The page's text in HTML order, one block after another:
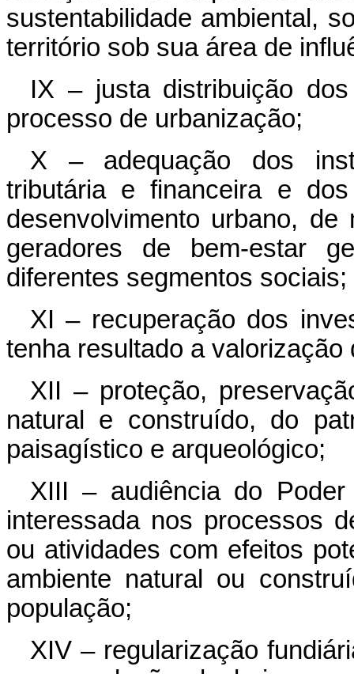
sustentabilidade ambiental,
território sob sua área de
IX – justa distribuição
processo de urbanização;
X – adequação dos
tributária e financeira e
desenvolvimento urbano,
geradores de bem-estar
diferentes segmentos sociais;
XI – recuperação dos
tenha resultado a valorização
XII – proteção,
natural e construído, do
paisagístico e arqueológico;
XIII – audiência do
interessada nos processos
ou atividades com efeitos
ambiente natural ou
população;
XIV – regularização